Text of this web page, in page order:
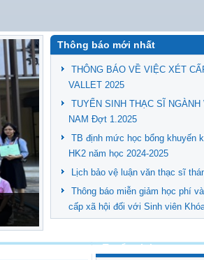
Thông báo mới nhất
THÔNG BÁO VỀ VIỆC XÉT
VALLET 2025
TUYỂN SINH THẠC SĨ
NAM Đợt 1.2025
TB định mức học bổng khuyến
HK2 năm học 2024-2025
Lịch bảo vệ luận văn thạc sĩ
Thông báo miễn giảm học phí
cấp xã hội đối với Sinh viên
Tuyển sinh